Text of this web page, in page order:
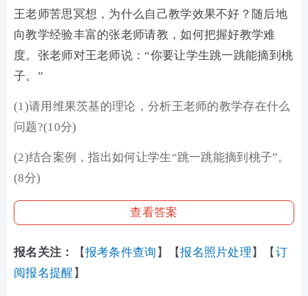
王老师苦思冥想，为什么自己教学效果不好？随后地
向教学经验丰富的张老师请教，如何把握好教学难
度。张老师对王老师说：“你要让学生跳一跳能摘到桃
子。”
(1)请用维果茨基的理论，分析王老师的教学存在什么
问题?(10分)
(2)结合案例，指出如何让学生“跳一跳能摘到桃子”。
(8分)
查看答案
报名关注： 【报考条件查询 】【报名照片处理 】【 订
阅报名提醒 】